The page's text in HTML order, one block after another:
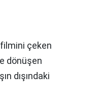
filmini çeken
dönüşen
dışındaki